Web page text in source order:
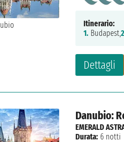
Dettagli
Itinerario:
1. Budapest,
Danubio:
EMERALD
Durata: 6 notti